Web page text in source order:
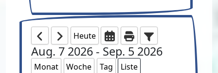
Heute
Aug. 7 2026 - Sep. 5 2026
Monat Woche Tag Liste